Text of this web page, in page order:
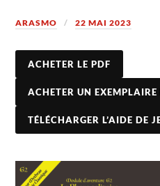
ARASMO 22 MAI 2023
ACHETER LE PDF
ACHETER UN
TÉLÉCHARGER L’AIDE DE